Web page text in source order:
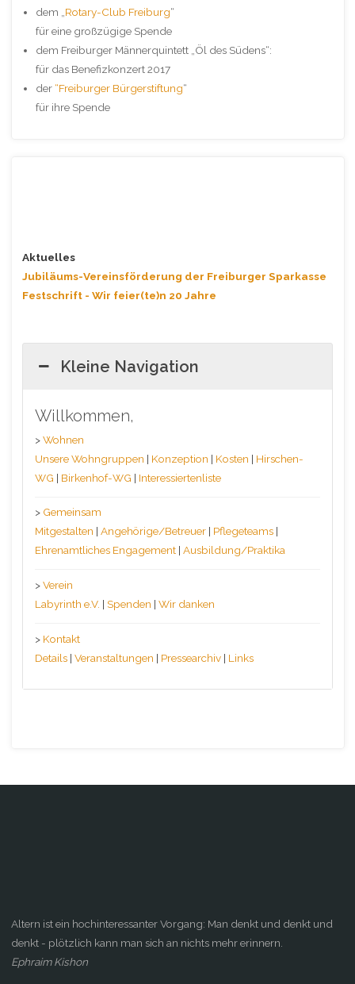
dem „ Rotary-Club Freiburg“
für eine großzügige Spende
dem Freiburger Männerquintett „Öl des Südens“:
für das Benefizkonzert 2017
der “Freiburger Bürgerstiftung“
für ihre Spende
Aktuelles
Jubiläums-Vereinsförderung der Freiburger Sparkasse
Festschrift - Wir feier(te)n 20 Jahre
Kleine Navigation
Willkommen,
>Wohnen
Unsere Wohngruppen | Konzeption | Kosten | Hirschen-
WG | Birkenhof-WG | Interessiertenliste
> Gemeinsam
Mitgestalten | Angehörige/Betreuer | Pflegeteams |
Ehrenamtliches Engagement | Ausbildung/Praktika
>Verein
Labyrinth e.V. | Spenden | Wir danken
> Kontakt
Details | Veranstaltungen | Pressearchiv | Links
Altern ist ein hochinteressanter Vorgang: Man denkt und denkt und
denkt - plötzlich kann man sich an nichts mehr erinnern.
Ephraim Kishon